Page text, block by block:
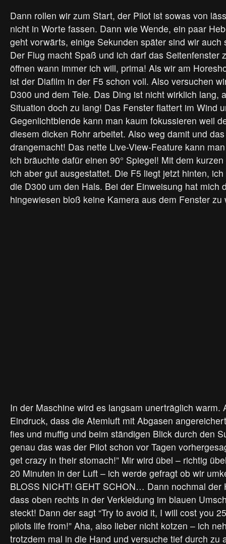
Dann rollen wir zum Start, der Pilot ist sowas von
nicht in Worte fassen. Dann wie Wende, ein paar
geht vorwärts, einige Sekunden später sind wir auch
Der Flug macht Spaß und ich darf das Seitenfenster
öffnen wann immer ich will, prima! Als wir am
ist der Diafilm in der F5 schon voll. Also versuchen
D300 und dem Tele. Das Ding ist nicht wirklich lang,
Situation doch zu lang! Das Fenster flattert im Wind
Gegenlichtblende kann man kaum fokussieren weil
diesem dicken Rohr arbeitet. Also weg damit und
drangemacht! Das nette Live-View-Feature kann
ich bräuchte dafür einen 90° Spiegel! Mit dem
ich aber gut ausgestattet. Die F5 liegt jetzt hinten,
die D300 um den Hals. Bei der Einweisung hat mich
hingewiesen bloß keine Kamera aus dem Fenster zu
In der Maschine wird es langsam unerträglich warm.
Eindruck, dass die Atemluft mit Abgasen
fies und muffig und beim ständigen Blick durch den
genau das was der Pilot schon vor Tagen
get crazy in their stomach!” Mir wird übel – richtig
20 Minuten in der Luft – ich werde gefragt ob wir
BLOSS NICHT! GEHT SCHON… Dann nochmal der
dass oben rechts in der Verkleidung im blauen
steckt! Dann der sagt “Try to avoid it, I will cost you
pilots life from!” Aha, also lieber nicht kotzen – ich
trotzdem mal in die Hand und versuche tief durch zu